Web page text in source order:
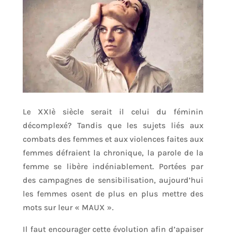
Le XXIè siècle serait il celui du féminin
décomplexé? Tandis que les sujets liés aux
combats des femmes et aux violences faites aux
femmes défraient la chronique, la parole de la
femme se libère indéniablement. Portées par
des campagnes de sensibilisation, aujourd’hui
les femmes osent de plus en plus mettre des
mots sur leur « MAUX ».
Il faut encourager cette évolution afin d’apaiser